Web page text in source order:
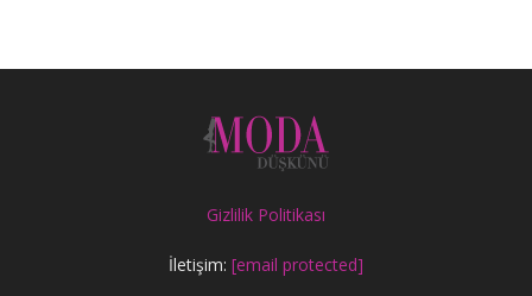
Gizlilik Politikası
İletişim: [email protected]